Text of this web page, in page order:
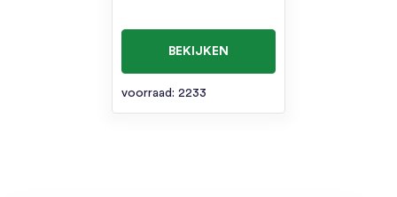
BEKIJKEN
voorraad: 2233